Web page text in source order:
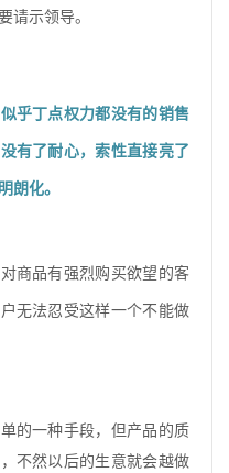
请示领导。
乎丁点权力都没有的销售
有了耐心，索性直接亮了
朗化。
商品有强烈购买欲望的客
无法忍受这样一个不能做
的一种手段，但产品的质
不然以后的生意就会越做